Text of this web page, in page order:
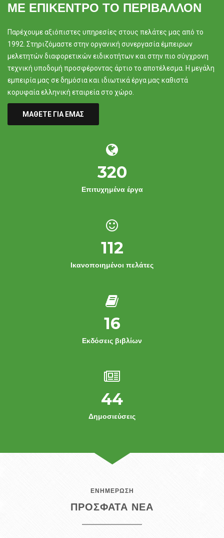
ΜΕ ΕΠΙΚΕΝΤΡΟ ΤΟ ΠΕΡΙΒΑΛΛΟΝ
Παρέχουμε αξιόπιστες υπηρεσίες στους πελάτες μας από το
1992. Στηριζόμαστε στην οργανική συνεργασία έμπειρων
μελετητών διαφορετικών ειδικοτήτων και στην πιο σύγχρονη
τεχνική υποδομή προσφέροντας άρτιο το αποτέλεσμα. Η μεγάλη
εμπειρία μας σε δημόσια και ιδιωτικά έργα μας καθιστά
κορυφαία ελληνική εταιρεία στο χώρο.
ΜΑΘΕΤΕ ΓΙΑ ΕΜΑΣ
320
Επιτυχημένα έργα
112
Ικανοποιημένοι πελάτες
16
Εκδόσεις βιβλίων
44
Δημοσιεύσεις
ΕΝΗΜΕΡΩΣΗ
ΠΡΟΣΦΑΤΑ ΝΕΑ